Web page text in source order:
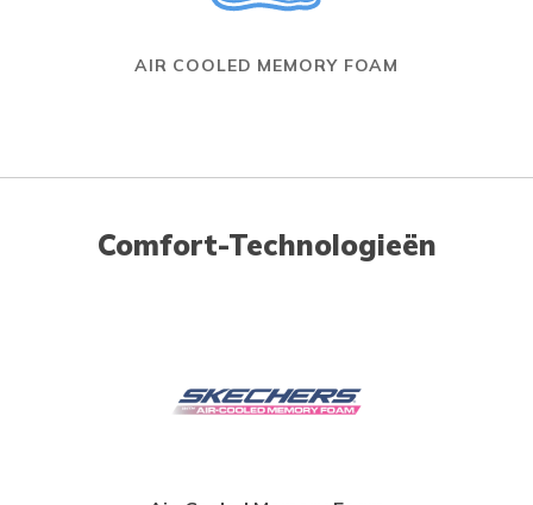
AIR COOLED MEMORY FOAM
Comfort-Technologieën